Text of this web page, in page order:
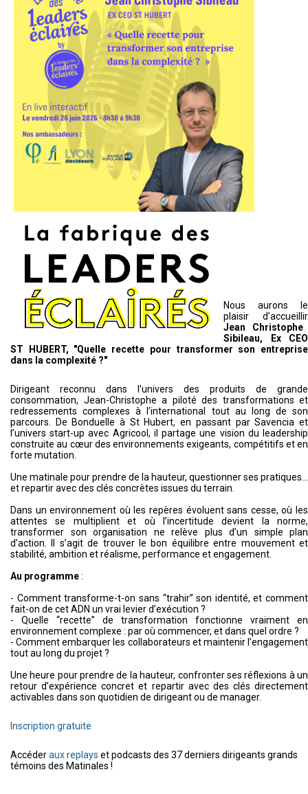
Nous aurons le
plaisir d’accueillir
Jean Christophe
Sibileau, Ex CEO
ST HUBERT, "Quelle recette pour transformer son entreprise
dans la complexité ?"
Dirigeant reconnu dans l’univers des produits de grande
consommation, Jean-Christophe a piloté des transformations et
redressements complexes à l’international tout au long de son
parcours. De Bonduelle à St Hubert, en passant par Savencia et
l’univers start-up avec Agricool, il partage une vision du leadership
construite au cœur des environnements exigeants, compétitifs et en
forte mutation.
Une matinale pour prendre de la hauteur, questionner ses pratiques…
et repartir avec des clés concrètes issues du terrain.
Dans un environnement où les repères évoluent sans cesse, où les
attentes se multiplient et où l’incertitude devient la norme,
transformer son organisation ne relève plus d’un simple plan
d’action. Il s’agit de trouver le bon équilibre entre mouvement et
stabilité, ambition et réalisme, performance et engagement.
Au programme:
- Comment transforme-t-on sans “trahir” son identité, et comment
fait-on de cet ADN un vrai levier d’exécution ?
- Quelle “recette” de transformation fonctionne vraiment en
environnement complexe : par où commencer, et dans quel ordre ?
- Comment embarquer les collaborateurs et maintenir l’engagement
tout au long du projet ?
Une heure pour prendre de la hauteur, confronter ses réflexions à un
retour d’expérience concret et repartir avec des clés directement
activables dans son quotidien de dirigeant ou de manager.
Inscription gratuite
Accéderaux replays et podcasts des 37 derniers dirigeants grands
témoins des Matinales !